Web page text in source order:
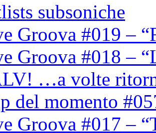
subsoniche
Groova #019 –
Groova #018 –
…a volte
del momento
Groova #017 –